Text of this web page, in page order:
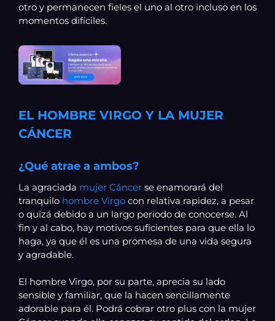
otro y permanecen fieles el uno al otro incluso en los
momentos difíciles.
EL HOMBRE VIRGO Y LA MUJER
CÁNCER
¿Qué atrae a ambos?
La agraciada mujer Cáncer se enamorará del
tranquilo hombre Virgo con relativa rapidez, a pesar
o quizá debido a un largo periodo de conocerse. Al
fin y al cabo, hay motivos suficientes para que ella lo
haga, ya que él es una promesa de una vida segura
y agradable.
El hombre Virgo, por su parte, aprecia su lado
sensible y familiar, que la hacen sencillamente
adorable para él. Podrá cobrar otro plus con la mujer